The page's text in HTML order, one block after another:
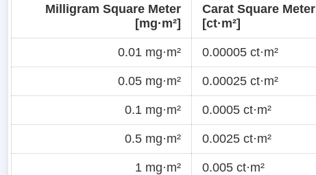
Milligram Square Meter
[mg·m²]
Carat Square Meter
[ct·m²]
0.01 mg·m² 0.00005 ct·m²
0.05 mg·m² 0.00025 ct·m²
0.1 mg·m² 0.0005 ct·m²
0.5 mg·m² 0.0025 ct·m²
1 mg·m² 0.005 ct·m²